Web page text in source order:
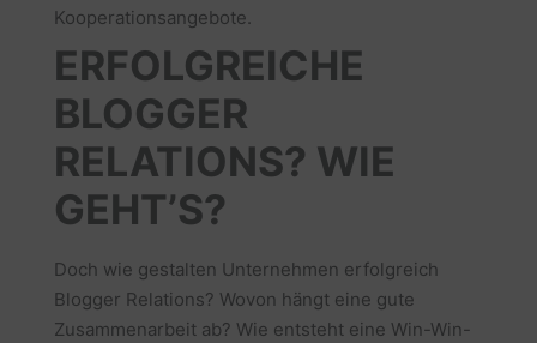
Kooperationsangebote.
ERFOLGREICHE
BLOGGER
RELATIONS? WIE
GEHT’S?
Doch wie gestalten Unternehmen erfolgreich
Blogger Relations? Wovon hängt eine gute
Zusammenarbeit ab? Wie entsteht eine Win-Win-